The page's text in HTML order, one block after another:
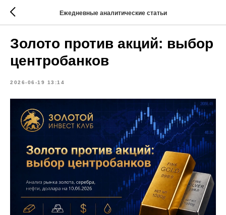
Ежедневные аналитические статьи
Золото против акций: выбор
центробанков
2026-06-19 13:14